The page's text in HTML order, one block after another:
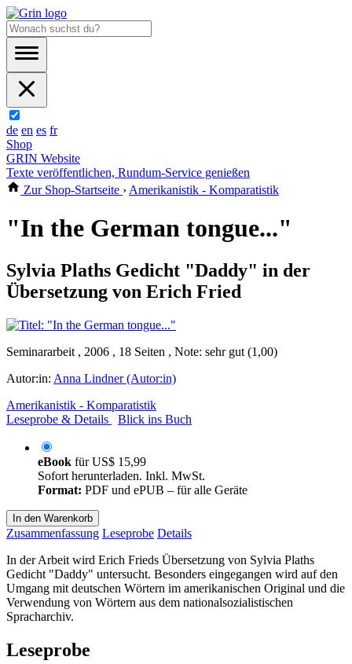
de en es fr
Shop
GRIN Website
Texte veröffentlichen, Rundum-Service genießen
Zur Shop-Startseite › Amerikanistik - Komparatistik
"In the German tongue..."
Sylvia Plaths Gedicht "Daddy" in der
Übersetzung von Erich Fried
Seminararbeit , 2006 , 18 Seiten , Note: sehr gut (1,00)
Autor:in: Anna Lindner (Autor:in)
Amerikanistik - Komparatistik
Leseprobe & Details
Blick ins Buch
eBook fürUS$ 15,99
Sofort herunterladen. Inkl. MwSt.
Format: PDF und ePUB – für alle Geräte
In den Warenkorb
Zusammenfassung Leseprobe Details
In der Arbeit wird Erich Frieds Übersetzung von Sylvia Plaths
Gedicht "Daddy" untersucht. Besonders eingegangen wird auf den
Umgang mit deutschen Wörtern im amerikanischen Original und die
Verwendung von Wörtern aus dem nationalsozialistischen
Spracharchiv.
Leseprobe